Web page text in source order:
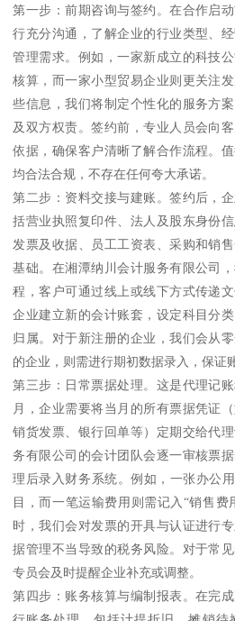
第一步：前期咨询与签约。在合作启
行充分沟通，了解企业的行业类型、
管理需求。例如，一家新成立的科技
核算，而一家小型贸易企业则更关注
些信息，我们将制定个性化的服务方
及双方权责。签约前，专业人员会向
依据，确保客户清晰了解合作流程。
均合法合规，不存在任何夸大承诺。
第二步：资料交接与建账。签约后，
括营业执照复印件、法人及股东身份
发票及收据、员工工资表、采购和销
基础。在湘潭纳川会计服务有限公司
程，客户可通过线上或线下方式传递
企业建立新的会计账套，设定科目分
归属。对于新注册的企业，我们会从
的企业，则需进行期初数据录入，保证
第三步：日常票据处理。这是代理记
月，企业需要将当月的所有票据凭证
销货发票、银行回单等）定期交给代
务有限公司的会计团队会逐一审核票
理后录入财务系统。例如，一张办公
目，而一笔运输费用则需记入“销售费
时，我们会对发票的开具与认证进行
据管理不当导致的税务风险。对于常
专员会及时提醒企业补充或调整。
第四步：账务核算与编制报表。在完